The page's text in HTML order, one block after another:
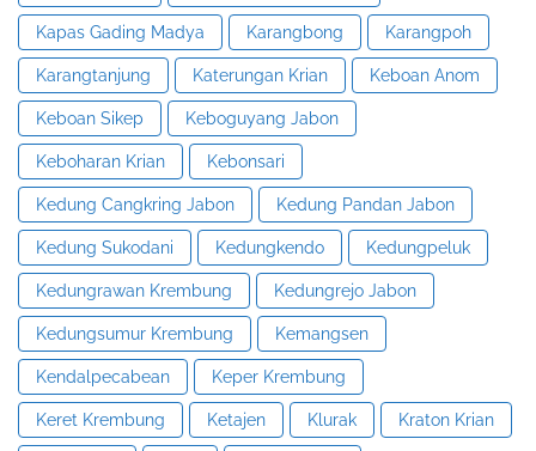
Kapas Gading Madya Karangbong Karangpoh
Karangtanjung Katerungan Krian Keboan Anom
Keboan Sikep Keboguyang Jabon
Keboharan Krian Kebonsari
Kedung Cangkring Jabon Kedung Pandan Jabon
Kedung Sukodani Kedungkendo Kedungpeluk
Kedungrawan Krembung Kedungrejo Jabon
Kedungsumur Krembung Kemangsen
Kendalpecabean Keper Krembung
Keret Krembung Ketajen Klurak Kraton Krian